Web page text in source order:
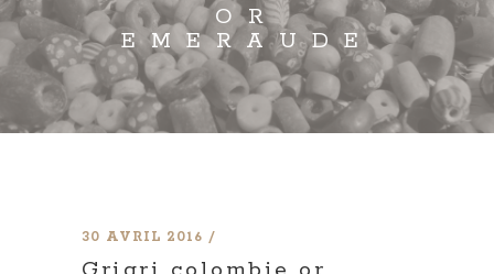
OR
EMERAUDE
30 AVRIL 2016